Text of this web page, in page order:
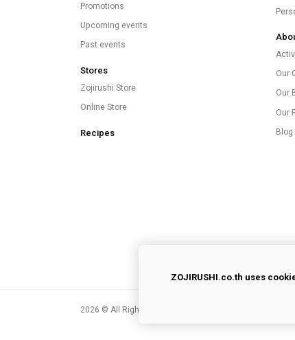
Promotions
Upcoming events
Past events
Stores
Zojirushi Store
Online Store
Recipes
Our
Our
Our
Blog
2026 © All Rights Reserved.
ZOJIRUSHI.co.th uses